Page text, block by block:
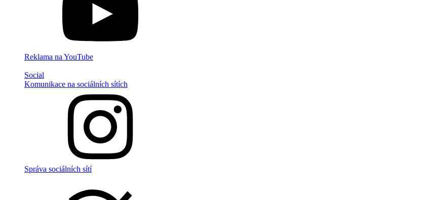
Reklama na YouTube
Social
Komunikace na sociálních sítích
Správa sociálních sítí